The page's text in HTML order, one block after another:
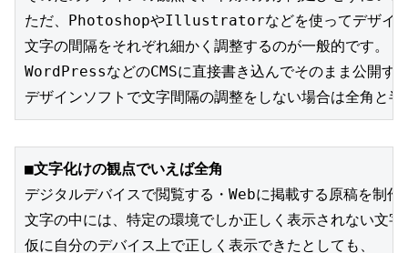
ただ、PhotoshopやIllustratorなどを使ってデザイン
文字の間隔をそれぞれ細かく調整するのが一般的です。
WordPressなどのCMSに直接書き込んでそのまま公開す
デザインソフトで文字間隔の調整をしない場合は全角と
■文字化けの観点でいえば全角
デジタルデバイスで閲覧する・Webに掲載する原稿を制
文字の中には、特定の環境でしか正しく表示されない文
仮に自分のデバイス上で正しく表示できたとしても、